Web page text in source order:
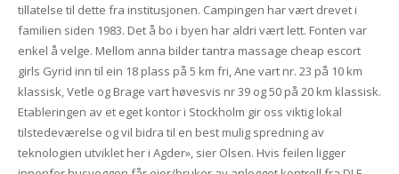
tillatelse til dette fra institusjonen. Campingen har vært drevet i
familien siden 1983. Det å bo i byen har aldri vært lett. Fonten var
enkel å velge. Mellom anna bilder tantra massage cheap escort
girls Gyrid inn til ein 18 plass på 5 km fri, Ane vart nr. 23 på 10 km
klassisk, Vetle og Brage vart høvesvis nr 39 og 50 på 20 km klassisk.
Etableringen av et eget kontor i Stockholm gir oss viktig lokal
tilstedeværelse og vil bidra til en best mulig spredning av
teknologien utviklet her i Agder», sier Olsen. Hvis feilen ligger